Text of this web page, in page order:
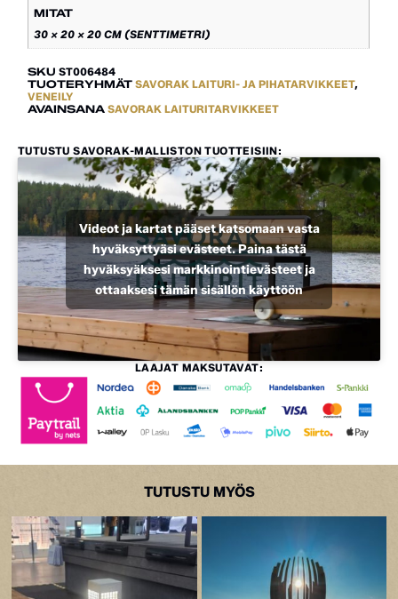
TUTUSTU SAVORAK-MALLISTON TUOTTEISIIN:
Videot ja kartat pääset katsomaan vasta
hyväksyttyäsi evästeet. Paina tästä
hyväksyäksesi markkinointievästeet ja
ottaaksesi tämän sisällön käyttöön
LAAJAT MAKSUTAVAT:
MITAT
30 × 20 × 20 CM (SENTTIMETRI)
SKUST006484
TUOTERYHMÄT SAVORAK LAITURI- JA PIHATARVIKKEET,
VENEILY
AVAINSANA SAVORAK LAITURITARVIKKEET
TUTUSTU MYÖS